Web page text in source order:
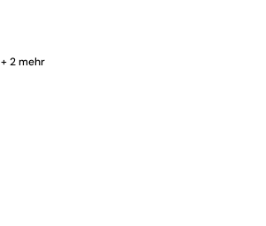
+ 2 mehr